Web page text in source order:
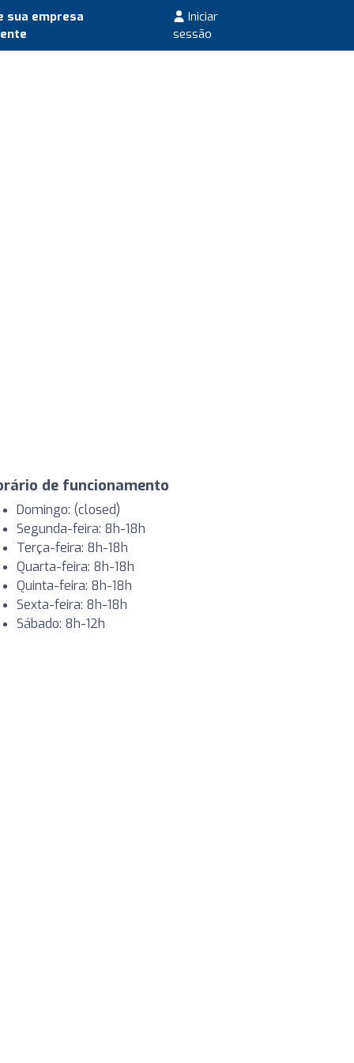
sua empresa
Iniciar
sessão
de funcionamento
Domingo: (closed)
Segunda-feira: 8h-18h
Terça-feira: 8h-18h
Quarta-feira: 8h-18h
Quinta-feira: 8h-18h
Sexta-feira: 8h-18h
Sábado: 8h-12h